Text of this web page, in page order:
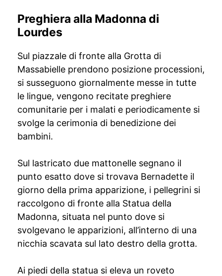
Preghiera alla Madonna di
Lourdes
Sul piazzale di fronte alla Grotta di
Massabielle prendono posizione processioni,
si susseguono giornalmente messe in tutte
le lingue, vengono recitate preghiere
comunitarie per i malati e periodicamente si
svolge la cerimonia di benedizione dei
bambini.
Sul lastricato due mattonelle segnano il
punto esatto dove si trovava Bernadette il
giorno della prima apparizione, i pellegrini si
raccolgono di fronte alla Statua della
Madonna, situata nel punto dove si
svolgevano le apparizioni, all’interno di una
nicchia scavata sul lato destro della grotta.
Ai piedi della statua si eleva un roveto